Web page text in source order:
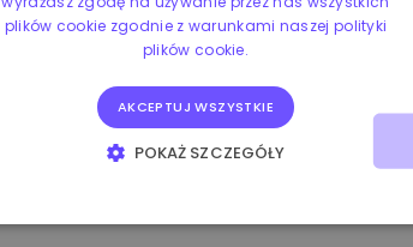
1.160000 € -3.00% 3.2B €
plików cookie zgodnie z warunkami naszej polityki
plików cookie.
AKCEPTUJ WSZYSTKIE
POKAŻ SZCZEGÓŁY